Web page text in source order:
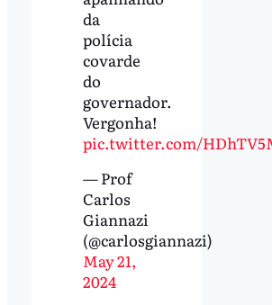
da
polícia
covarde
do
governador.
Vergonha!
pic.twitter.com/
— Prof
Carlos
Giannazi
(@carlosgiannazi)
May 21,
2024